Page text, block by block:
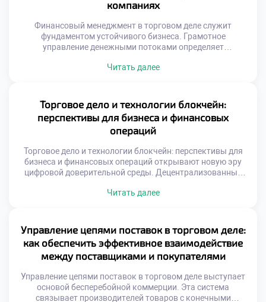
просто продукт, […]
компаниях
Финансовый менеджмент в торговом деле служит
фундаментом устойчивого бизнеса. Грамотное
управление денежными потоками определяет
ресурсов коммерция превращается в хаос.
имеет стоимостное выражение и последствия. Понимание
этой связи отличает профессионала от дилетанта.
Обучение финансовым дисциплинам формирует
системное мышление. Студенты учатся видеть […]
Читать далее
Торговое дело и технологии блокчейн:
перспективы для бизнеса и финансовых
операций
Торговое дело и технологии блокчейн: перспективы для
бизнеса и финансовых операций открывают новую эру
цифровой доверительной среды. Децентрализованные
фундаментально. Посредники уступают место
гарантированной нормой. Бизнес получает инструмент
для устранения информационного шума. Студенты
изучают принципы распределенных систем как базу
будущего. Образование адаптируется под […]
Читать далее
Управление цепями поставок в торговом деле:
как обеспечить эффективное взаимодействие
между поставщиками и покупателями
Управление цепями поставок в торговом деле выступает
основой бесперебойной коммерции. Эта система
связывает производителей товаров с конечными